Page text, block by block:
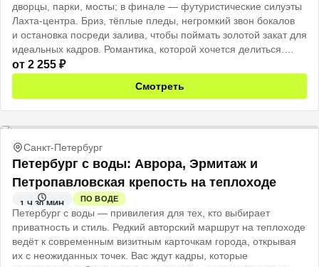
дворцы, парки, мосты; в финале — футуристические силуэты
Лахта‑центра. Бриз, тёплые пледы, негромкий звон бокалов
и остановка посреди залива, чтобы поймать золотой закат для
идеальных кадров. Романтика, которой хочется делиться.
Впечатления, которые останутся навсегда.
от 2 255 ₽
Смотреть
Санкт-Петербург
Петербург с воды: Аврора, Эрмитаж и
Петропавловская крепость на теплоходе
1 Ч 30 МИН
ПО ВОДЕ
Петербург с воды — привилегия для тех, кто выбирает
приватность и стиль. Редкий авторский маршрут на теплоходе
ведёт к современным визитным карточкам города, открывая
их с неожиданных точек. Вас ждут кадры, которые